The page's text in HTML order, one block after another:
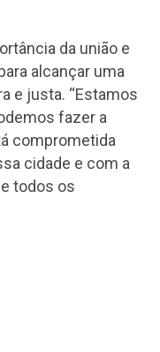
da união e
alcançar uma
e justa. “Estamos
fazer a
comprometida
cidade e com a
todos os